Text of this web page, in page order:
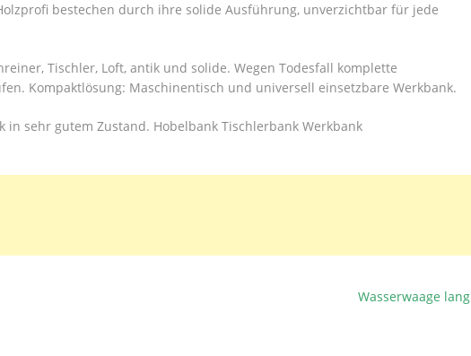
bestechen durch ihre solide Ausführung, unverzichtbar für jede
Tischler, Loft, antik und solide. Wegen Todesfall komplette
Kompaktlösung: Maschinentisch und universell einsetzbare Werkbank.
in sehr gutem Zustand. Hobelbank Tischlerbank Werkbank
Wasserwaage lang